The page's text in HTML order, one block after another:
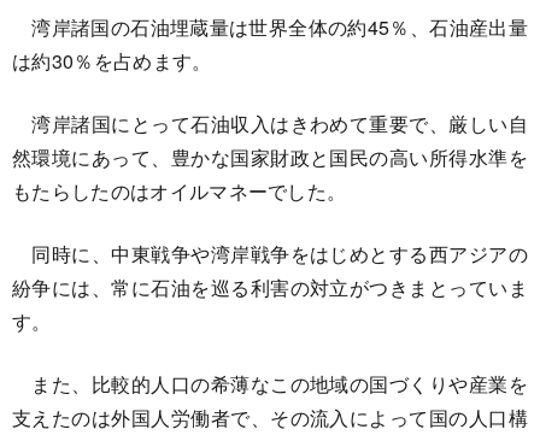
湾岸諸国の石油埋蔵量は世界全体の約45％、石油産出量
は約30％を占めます。
湾岸諸国にとって石油収入はきわめて重要で、厳しい自
然環境にあって、豊かな国家財政と国民の高い所得水準を
もたらしたのはオイルマネーでした。
同時に、中東戦争や湾岸戦争をはじめとする西アジアの
紛争には、常に石油を巡る利害の対立がつきまとっていま
す。
また、比較的人口の希薄なこの地域の国づくりや産業を
支えたのは外国人労働者で、その流入によって国の人口構